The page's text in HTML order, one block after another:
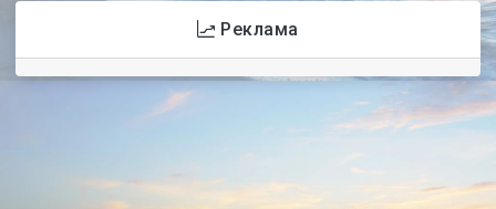
Реклама